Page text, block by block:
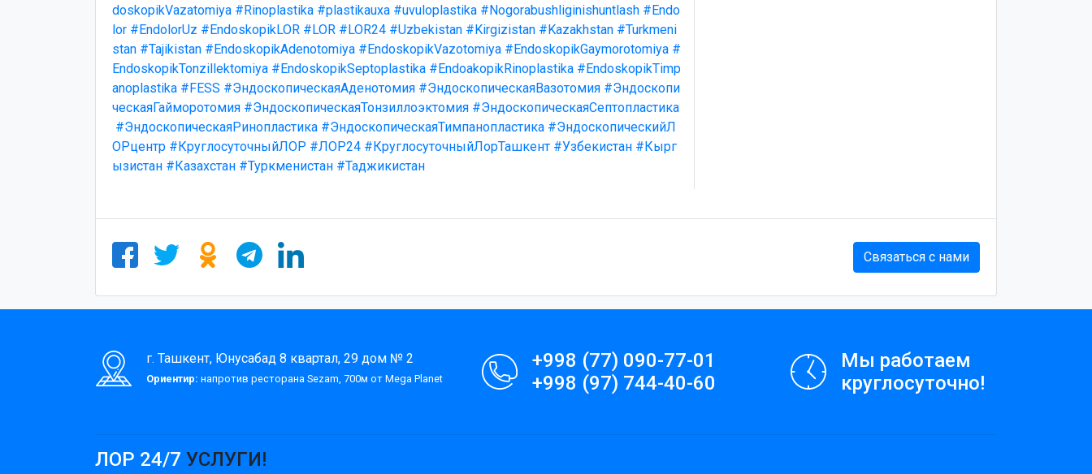
doskopikVazatomiya #Rinoplastika #plastikauxa #uvuloplastika #Nogorabushliginishuntlash #Endo
lor #EndolorUz #EndoskopikLOR #LOR #LOR24 #Uzbekistan #Kirgizistan #Kazakhstan #Turkmeni
stan #Tajikistan #EndoskopikAdenotomiya #EndoskopikVazotomiya #EndoskopikGaymorotomiya #
EndoskopikTonzillektomiya #EndoskopikSeptoplastika #EndoakopikRinoplastika #EndoskopikTimp
anoplastika #FESS #ЭндоскопическаяАденотомия #ЭндоскопическаяВазотомия #Эндоскопи
ческаяГайморотомия #ЭндоскопическаяТонзиллоэктомия #ЭндоскопическаяСептопластика
#ЭндоскопическаяРинопластика #ЭндоскопическаяТимпанопластика #ЭндоскопическийЛ
ОРцентр #КруглосуточныйЛОР #ЛОР24 #КруглосуточныйЛорТашкент #Узбекистан #Кырг
ызистан #Казахстан #Туркменистан #Таджикистан
Связаться с нами
г. Ташкент, Юнусабад 8 квартал, 29 дом № 2
Ориентир: напротив ресторана Sezam, 700м от Mega Planet
+998 (77) 090-77-01
+998 (97) 744-40-60
Мы работаем
круглосуточно!
ЛОР 24/7 УСЛУГИ!